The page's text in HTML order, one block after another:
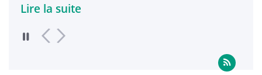
Lire la suite